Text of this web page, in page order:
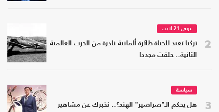
2
عربي 21 لايت
تركيا تعيد للحياة طائرة ألمانية نادرة من الحرب العالمية
الثانية.. حلقت مجددا
3
سياسة
هل يحكم الـ"صراصير" الهند؟.. نخبرك عن مشاهير